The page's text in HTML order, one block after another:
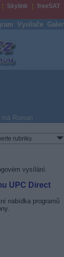
Skylink freeSAT
Vysílače
Roman
vysílání.
UPC Direct
nabídka programů